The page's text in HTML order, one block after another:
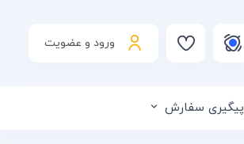
ورود و عضویت
پیگیری سفارش